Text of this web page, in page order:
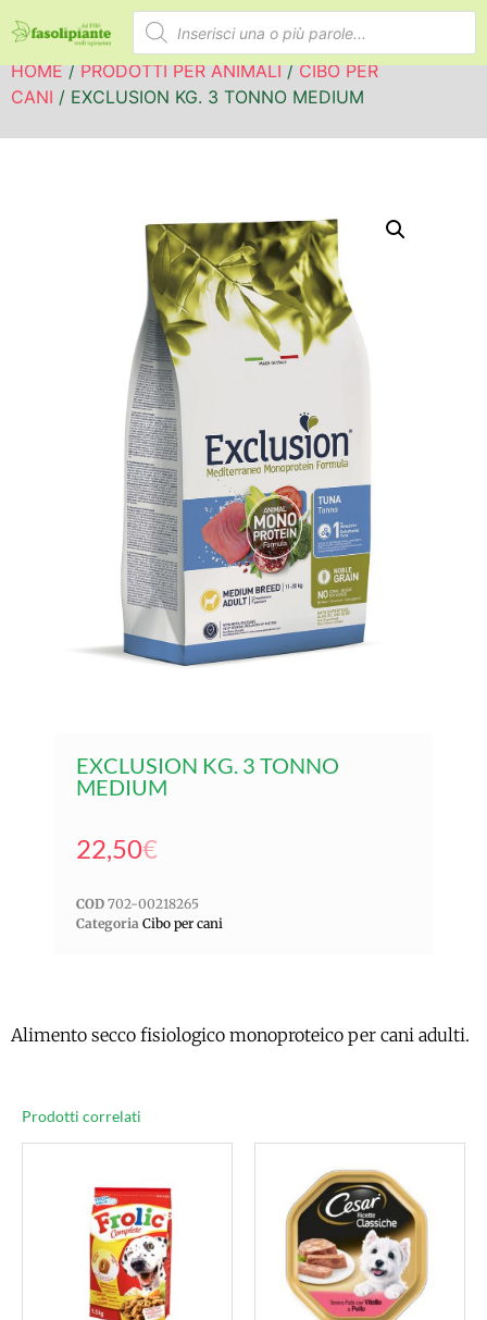
HOME/PRODOTTI PER ANIMALI/CIBO PER
CANI / EXCLUSION KG. 3 TONNO MEDIUM
EXCLUSION KG. 3 TONNO
MEDIUM
22,50€
COD 702-00218265
Categoria Cibo per cani
Alimento secco fisiologico monoproteico per cani adulti.
Prodotti correlati